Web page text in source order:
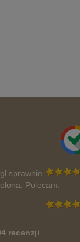
sprawnie.
Polecam.
recenzji